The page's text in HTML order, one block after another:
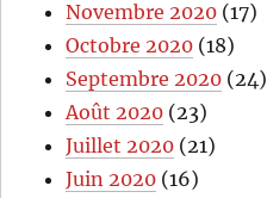
Novembre 2020 (17)
Octobre 2020 (18)
Septembre 2020 (24)
Août 2020 (23)
Juillet 2020 (21)
Juin 2020 (16)